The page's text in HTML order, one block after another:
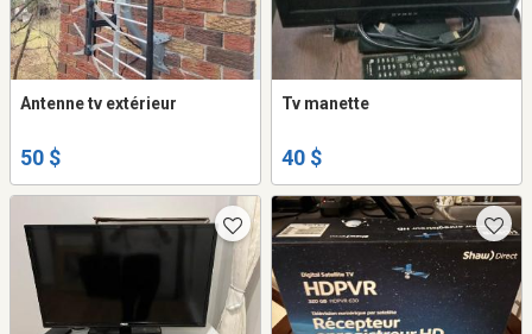
Antenne tv extérieur
50 $
Tv manette
40 $